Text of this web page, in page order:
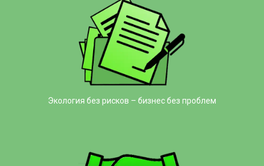
Экология без рисков – бизнес без проблем